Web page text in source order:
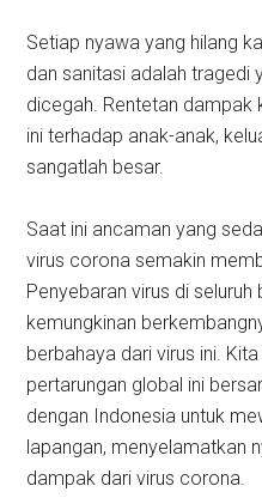
Setiap nyawa yang hilang
dan sanitasi adalah tragedi
dicegah. Rentetan
ini terhadap anak-anak,
sangatlah besar.
Saat ini ancaman yang
virus corona semakin
Penyebaran virus di
kemungkinan
berbahaya dari virus ini.
pertarungan global ini
dengan Indonesia untuk
lapangan, menyelamatkan
dampak dari virus corona.